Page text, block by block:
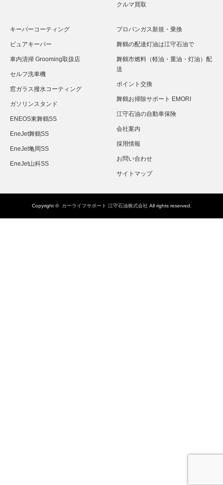
クルマ買取
キーパーコーティング
ピュアキーパー
車内清掃 Grooming取扱店
セルフ洗車機
窓ガラス撥水コーティング
ガソリンスタンド
ENEOS東舞鶴SS
EneJet舞鶴SS
EneJet亀岡SS
EneJet山科SS
プロパンガス新規・乗換
舞鶴の配達灯油は江守石油で
舞鶴市燃料（軽油・重油・灯油）配
送
ポイント交換
舞鶴お掃除サポート EMORI
江守石油の自動車保険
会社案内
採用情報
お問い合わせ
サイトマップ
Copyright © カーライフサポート 江守石油株式会社All rights reserved.